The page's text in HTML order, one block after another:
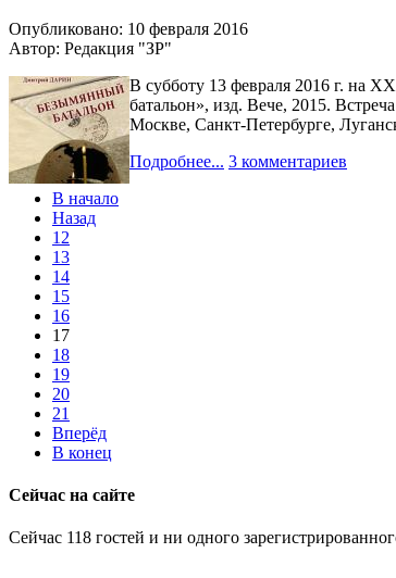
Опубликовано: 10 февраля 2016
Автор: Редакция "ЗР"
В субботу 13 февраля 2016 г. на
батальон», изд. Вече, 2015.
Москве, Санкт-Петербурге,
Подробнее... 3 комментариев
В начало
Назад
12
13
14
15
16
17
18
19
20
21
Вперёд
В конец
Сейчас на сайте
Сейчас 118 гостей и ни одного